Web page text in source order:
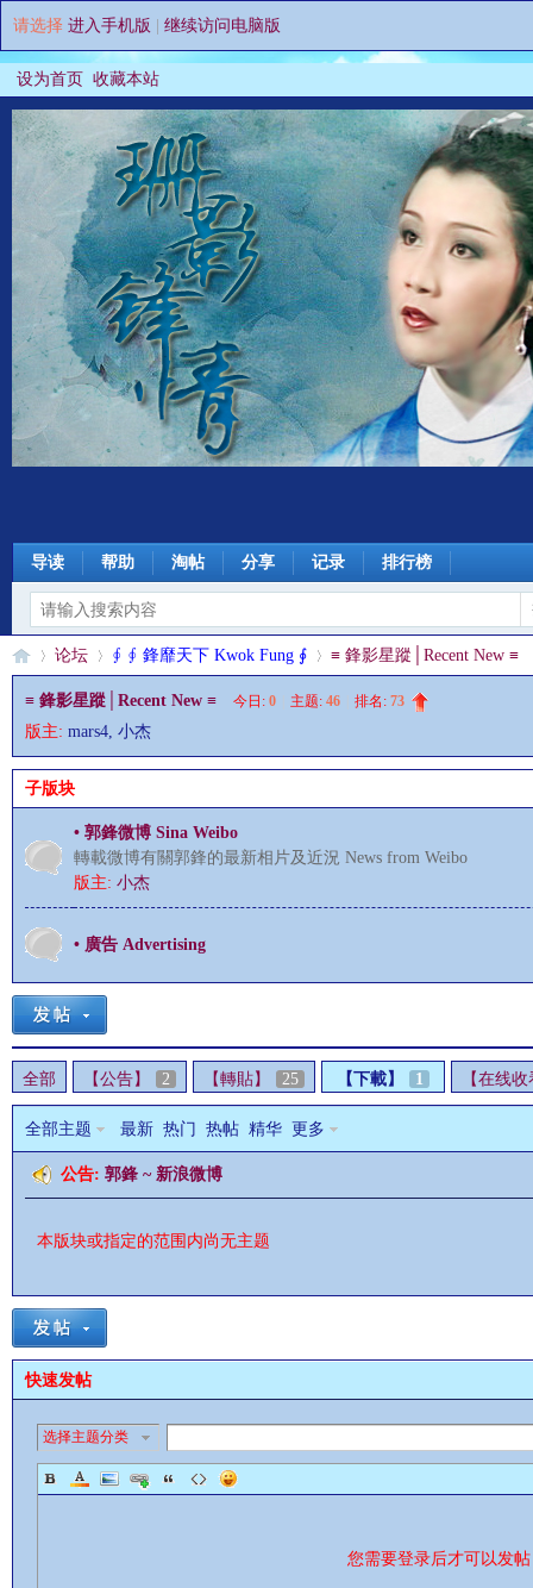
请选择 进入手机版 继续访问电脑版
设为首页 收藏本站
导读 帮助 淘帖 分享 记录 排行榜
§
珊
»
论坛
›
∮ ∮ 鋒靡天下 Kwok Fung ∮
›
≡ 鋒影星蹤│Recent New ≡
≡ 鋒影星蹤│Recent New ≡ 今日: 0 主题: 46 排名: 73
版主: mars4, 小杰
子版块
• 郭鋒微博 Sina Weibo
轉載微博有關郭鋒的最新相片及近況 News from Weibo
版主: 小杰
• 廣告 Advertising
全部 【公告】 2 【轉貼】 25 【下載】 1 【在线
全部主题 最新 热门 热帖 精华 更多
公告: 郭鋒 ~ 新浪微博
本版块或指定的范围内尚无主题
快速发帖
选择主题分类
您需要登录后才可以发